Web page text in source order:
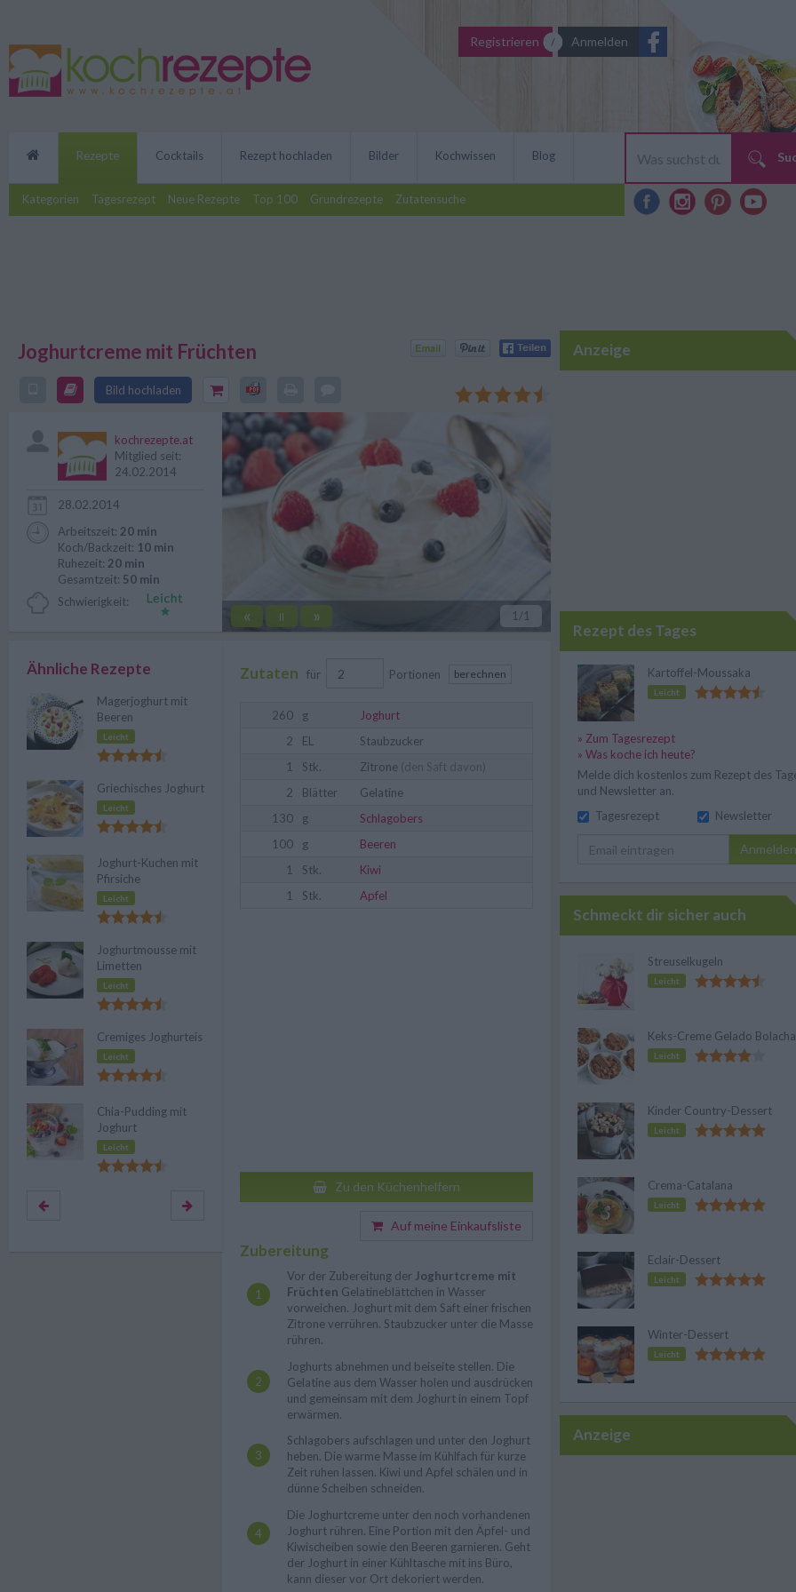
Registrieren Anmelden
Rezepte
Kategorien Tagesrezept Neue Rezepte Top 100 Grundrezepte Zutatensuche
Cocktails Rezept hochladen Bilder Kochwissen Blog
Joghurtcreme mit Früchten
Bild hochladen
Das perfekte Dessert im Sommer gelingt mit diesem tollen
Rezept für Joghurtcreme mit Früchten.
« || » 1 /1
kochrezepte.at
Mitglied seit:
24.02.2014
28.02.2014
Arbeitszeit: 20 min
Koch/Backzeit: 10 min
Ruhezeit: 20 min
Gesamtzeit: 50 min
Schwierigkeit:
Zutaten für Portionen berechnen
260 g
Joghurt
2
EL
Staubzucker
1
Stk. Zitrone (den Saft davon)
2
Blätter
Gelatine
130
g
Schlagobers
100
g
Beeren
1
Stk.
Kiwi
1
Stk. Apfel
Zu den Küchenhelfern
Auf meine Einkaufsliste
Zubereitung
Vor der Zubereitung der Joghurtcreme mit
Früchten Gelatineblättchen in Wasser
vorweichen. Joghurt mit dem Saft einer frischen
Zitrone verrühren. Staubzucker unter die Masse
rühren.
Joghurts abnehmen und beiseite stellen. Die
Gelatine aus dem Wasser holen und ausdrücken
und gemeinsam mit dem Joghurt in einem Topf
erwärmen.
Schlagobers aufschlagen und unter den Joghurt
heben. Die warme Masse im Kühlfach für kurze
Zeit ruhen lassen. Kiwi und Apfel schälen und in
dünne Scheiben schneiden.
Die Joghurtcreme unter den noch vorhandenen
Joghurt rühren. Eine Portion mit den Äpfel- und
Kiwischeiben sowie den Beeren garnieren. Geht
der Joghurt in einer Kühltasche mit ins Büro,
kann dieser vor Ort dekoriert werden.
Ähnliche Rezepte
Magerjoghurt mit
Beeren
Leicht
Griechisches Joghurt
Leicht
Joghurt-Kuchen mit
Pfirsiche
Leicht
Joghurtmousse mit
Limetten
Leicht
Cremiges Joghurteis
Leicht
Chia-Pudding mit
Joghurt
Leicht
Anzeige
Rezept des Tages
Kartoffel-Moussaka
Leicht
» Zum Tagesrezept
» Was koche ich heute?
Melde dich kostenlos zum Rezept des
und Newsletter an.
Tagesrezept
Newsletter
Anmelden
Schmeckt dir sicher auch
Streuselkugeln
Leicht
Keks-Creme Gelado Bolacha
Leicht
Kinder Country-Dessert
Leicht
Crema-Catalana
Leicht
Eclair-Dessert
Leicht
Winter-Dessert
Leicht
Anzeige